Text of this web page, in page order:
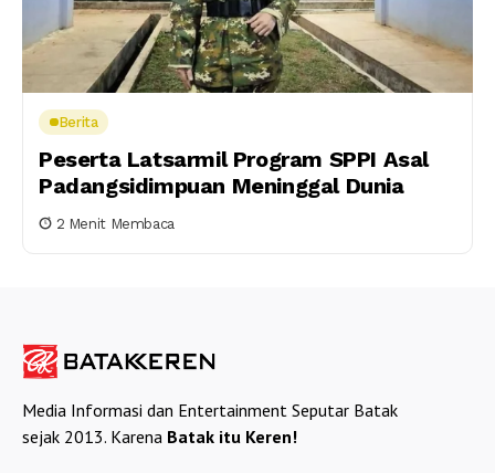
Berita
Peserta Latsarmil Program SPPI Asal
Padangsidimpuan Meninggal Dunia
2 Menit Membaca
Media Informasi dan Entertainment Seputar Batak
sejak 2013. Karena Batak itu Keren!